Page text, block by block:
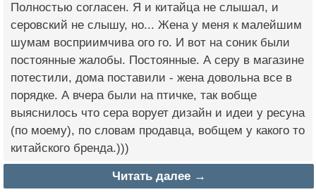
Полностью согласен. Я и китайца не слышал, и
серовский не слышу, но... Жена у меня к малейшим
шумам восприимчива ого го. И вот на соник были
постоянные жалобы. Постоянные. А серу в магазине
потестили, дома поставили - жена довольна все в
порядке. А вчера были на птичке, так вобще
выяснилось что сера ворует дизайн и идеи у ресуна
(по моему), по словам продавца, вобщем у какого то
китайского бренда.)))
Читать далее →